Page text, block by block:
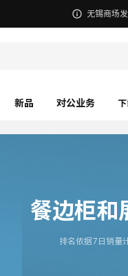
无锡商场
新品 对公业务
餐边柜和
排名依据7日销量